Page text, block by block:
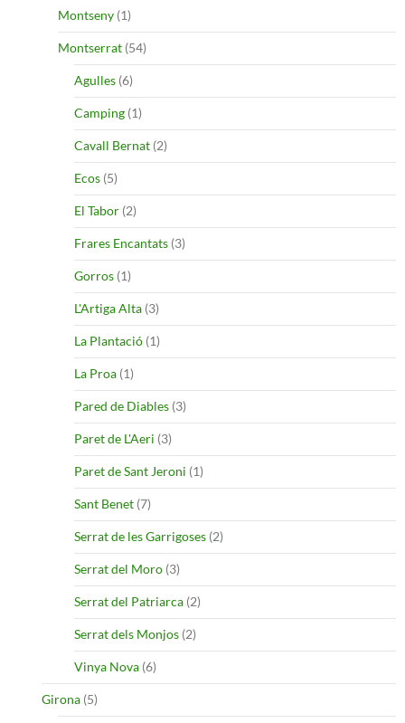
Montseny (1)
Montserrat (54)
Agulles (6)
Camping (1)
Cavall Bernat (2)
Ecos (5)
El Tabor (2)
Frares Encantats (3)
Gorros (1)
L'Artiga Alta (3)
La Plantació (1)
La Proa (1)
Pared de Diables (3)
Paret de L'Aeri (3)
Paret de Sant Jeroni (1)
Sant Benet (7)
Serrat de les Garrigoses (2)
Serrat del Moro (3)
Serrat del Patriarca (2)
Serrat dels Monjos (2)
Vinya Nova (6)
Girona (5)